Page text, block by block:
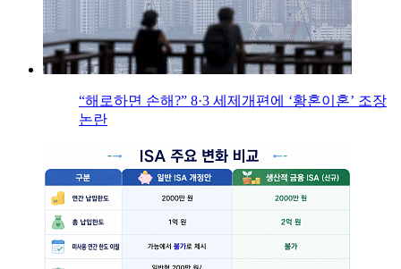
“해로하면 손해?” 8·3 세제개편에 ‘황혼이혼’ 조장
논란